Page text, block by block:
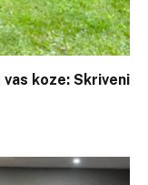
koze: Skriveni